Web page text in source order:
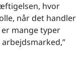
hvor
når det handler
mange typer